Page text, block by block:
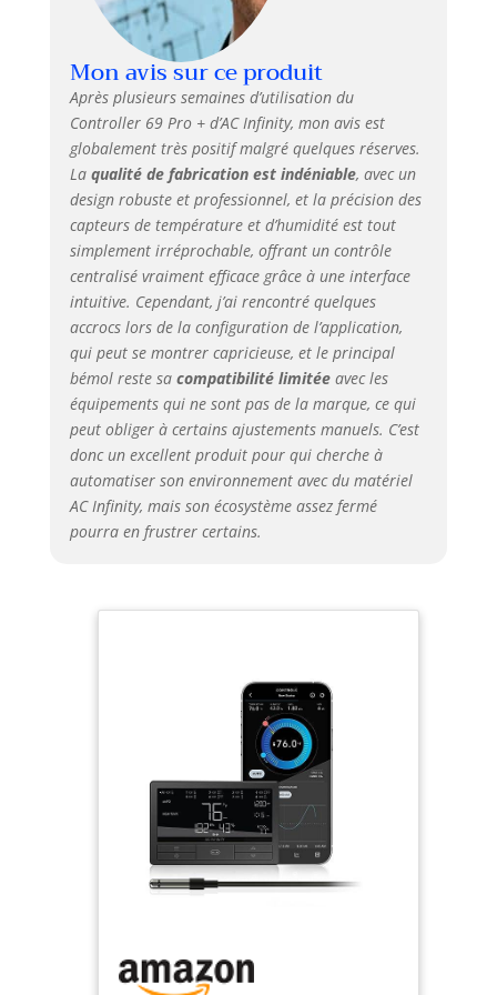
Mon avis sur ce produit
Après plusieurs semaines d’utilisation du
Controller 69 Pro + d’AC Infinity, mon avis est
globalement très positif malgré quelques réserves.
La qualité de fabrication est indéniable, avec un
design robuste et professionnel, et la précision des
capteurs de température et d’humidité est tout
simplement irréprochable, offrant un contrôle
centralisé vraiment efficace grâce à une interface
intuitive. Cependant, j’ai rencontré quelques
accrocs lors de la configuration de l’application,
qui peut se montrer capricieuse, et le principal
bémol reste sa compatibilité limitéeavec les
équipements qui ne sont pas de la marque, ce qui
peut obliger à certains ajustements manuels. C’est
donc un excellent produit pour qui cherche à
automatiser son environnement avec du matériel
AC Infinity, mais son écosystème assez fermé
pourra en frustrer certains.